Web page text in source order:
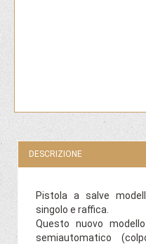
DESCRIZIONE
Pistola a salve
singolo e raffica.
Questo nuovo
semiautomatico